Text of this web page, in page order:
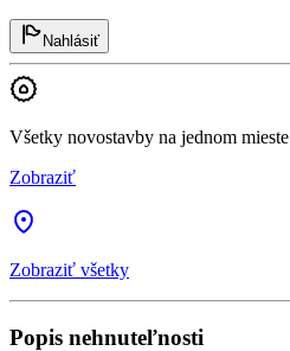
Nahlásiť
Všetky novostavby na jednom mieste
Zobraziť
Zobraziť všetky
Popis nehnuteľnosti